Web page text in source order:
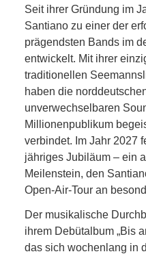
Seit ihrer Gründung im
Santiano zu einer der
prägendsten Bands im
entwickelt. Mit ihrer
traditionellen
haben die
unverwechselbaren
Millionenpublikum
verbindet. Im Jahr 2027
jähriges Jubiläum – ein
Meilenstein, den
Open-Air-Tour an
Der musikalische
ihrem Debütalbum „Bis
das sich wochenlang in